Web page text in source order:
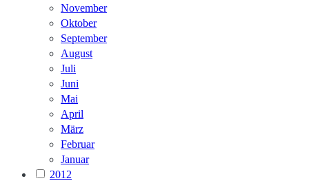
November
Oktober
September
August
Juli
Juni
Mai
April
März
Februar
Januar
2012